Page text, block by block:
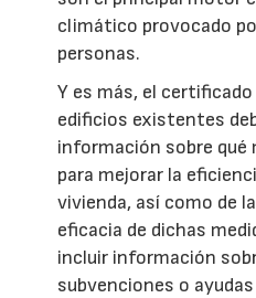
climático provocado
personas.
Y es más, el
edificios existentes
información sobre qué
para mejorar la
vivienda, así como de
eficacia de dichas
incluir información
subvenciones o